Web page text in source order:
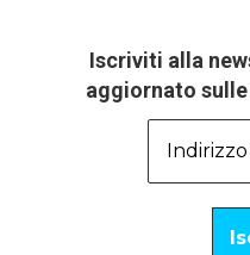
Iscriviti alla
aggiornato